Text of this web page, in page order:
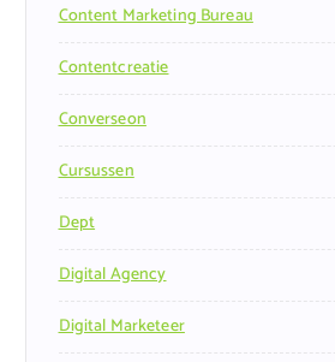
Content Marketing Bureau
Contentcreatie
Converseon
Cursussen
Dept
Digital Agency
Digital Marketeer